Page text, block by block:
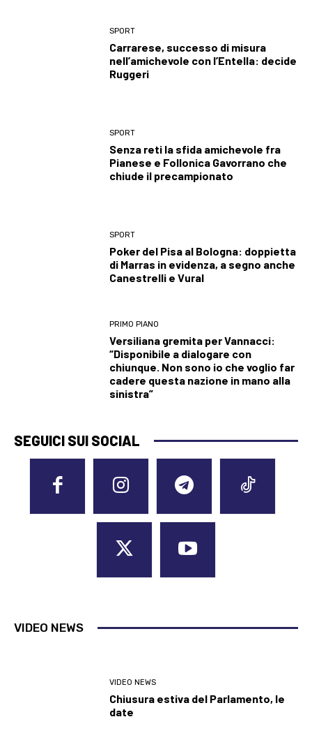
SPORT
Carrarese, successo di misura
nell’amichevole con l’Entella: decide
Ruggeri
SPORT
Senza reti la sfida amichevole fra
Pianese e Follonica Gavorrano che
chiude il precampionato
SPORT
Poker del Pisa al Bologna: doppietta
di Marras in evidenza, a segno anche
Canestrelli e Vural
PRIMO PIANO
Versiliana gremita per Vannacci:
“Disponibile a dialogare con
chiunque. Non sono io che voglio far
cadere questa nazione in mano alla
sinistra”
SEGUICI SUI SOCIAL
VIDEO NEWS
VIDEO NEWS
Chiusura estiva del Parlamento, le
date